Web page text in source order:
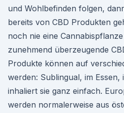
und Wohlbefinden folgen,
bereits von CBD Produkten
noch nie eine
zunehmend überzeugende
Produkte können auf
werden: Sublingual, im Essen,
inhaliert sie ganz einfach.
werden normalerweise aus